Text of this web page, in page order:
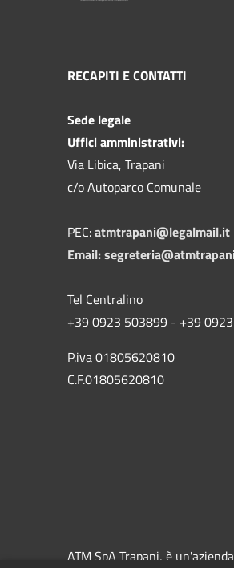
RECAPITI E CONTATTI
Sede legale
Uffici amministrativi:
Via Libica, Trapani
c/o Autoparco Comunale
PEC:atmtrapani@legalmail.it
Email:
Tel Centralino
+39 0923 503899 - +39
P.iva 01805620810
C.F.01805620810
ATM SpA Trapani, è